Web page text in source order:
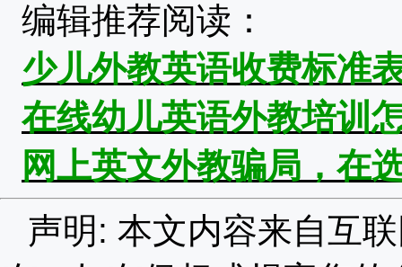
编辑推荐阅读：
少儿外教英语收费标准
在线幼儿英语外教培训
网上英文外教骗局，在
声明: 本文内容来自互